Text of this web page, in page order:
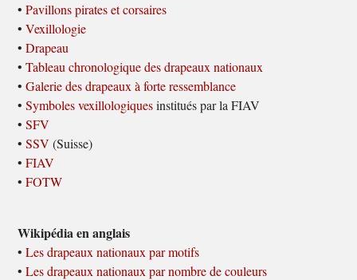
•Pavillons pirates et corsaires
•Vexillologie
•Drapeau
•Tableau chronologique des drapeaux nationaux
•Galerie des drapeaux à forte ressemblance
•Symboles vexillologiquesinstitués par la FIAV
•SFV
•SSV (Suisse)
•FIAV
•FOTW
Wikipédia en anglais
•Les drapeaux nationaux par motifs
•Les drapeaux nationaux par nombre de couleurs